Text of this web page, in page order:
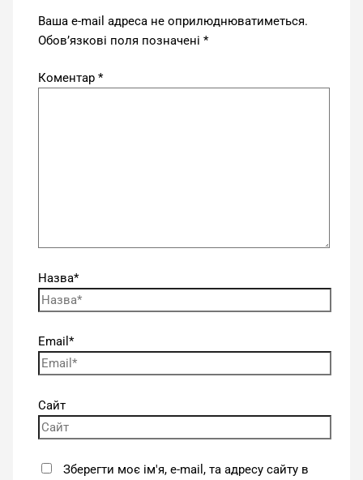
Ваша e-mail адреса не оприлюднюватиметься.
Обов’язкові поля позначені*
Коментар*
Назва*
Email*
Сайт
Зберегти моє ім'я, e-mail, та адресу сайту в